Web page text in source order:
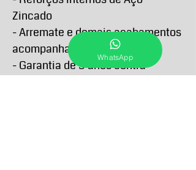
Zincado
- Arremate e demais acabamentos
acompanham o produto
- Garantia de 5 anos contra
WhatsApp